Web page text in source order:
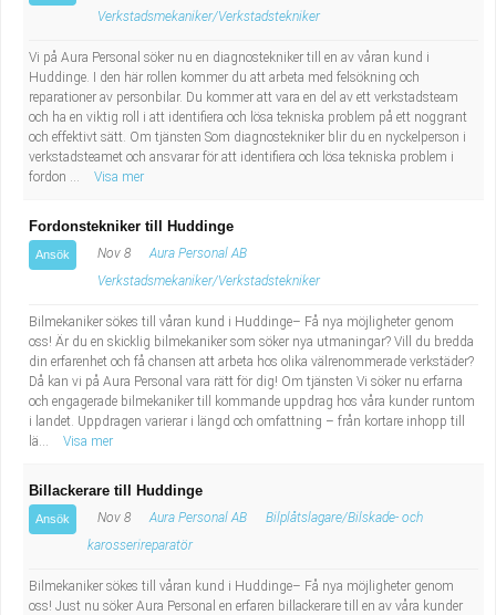
Verkstadsmekaniker/Verkstadstekniker
Vi på Aura Personal söker nu en diagnostekniker till en av våran kund i
Huddinge. I den här rollen kommer du att arbeta med felsökning och
reparationer av personbilar. Du kommer att vara en del av ett verkstadsteam
och ha en viktig roll i att identifiera och lösa tekniska problem på ett noggrant
och effektivt sätt. Om tjänsten Som diagnostekniker blir du en nyckelperson i
verkstadsteamet och ansvarar för att identifiera och lösa tekniska problem i
fordon ...
Visa mer
Fordonstekniker till Huddinge
Ansök Nov 8
Aura Personal AB
Verkstadsmekaniker/Verkstadstekniker
Bilmekaniker sökes till våran kund i Huddinge– Få nya möjligheter genom
oss! Är du en skicklig bilmekaniker som söker nya utmaningar? Vill du bredda
din erfarenhet och få chansen att arbeta hos olika välrenommerade verkstäder?
Då kan vi på Aura Personal vara rätt för dig! Om tjänsten Vi söker nu erfarna
och engagerade bilmekaniker till kommande uppdrag hos våra kunder runtom
i landet. Uppdragen varierar i längd och omfattning – från kortare inhopp till
lä...
Visa mer
Billackerare till Huddinge
Ansök Nov 8 Aura Personal AB
Bilplåtslagare/Bilskade- och
karosserireparatör
Bilmekaniker sökes till våran kund i Huddinge– Få nya möjligheter genom
oss! Just nu söker Aura Personal en erfaren billackerare till en av våra kunder